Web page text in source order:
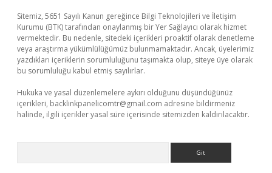
Sitemiz, 5651 Sayılı Kanun gereğince Bilgi Teknolojileri ve İletişim
Kurumu (BTK) tarafından onaylanmış bir Yer Sağlayıcı olarak hizmet
vermektedir. Bu nedenle, sitedeki içerikleri proaktif olarak denetleme
veya araştırma yükümlülüğümüz bulunmamaktadır. Ancak, üyelerimiz
yazdıkları içeriklerin sorumluluğunu taşımakta olup, siteye üye olarak
bu sorumluluğu kabul etmiş sayılırlar.
Hukuka ve yasal düzenlemelere aykırı olduğunu düşündüğünüz
içerikleri, backlinkpanelicomtr@gmail.com adresine bildirmeniz
halinde, ilgili içerikler yasal süre içerisinde sitemizden kaldırılacaktır.